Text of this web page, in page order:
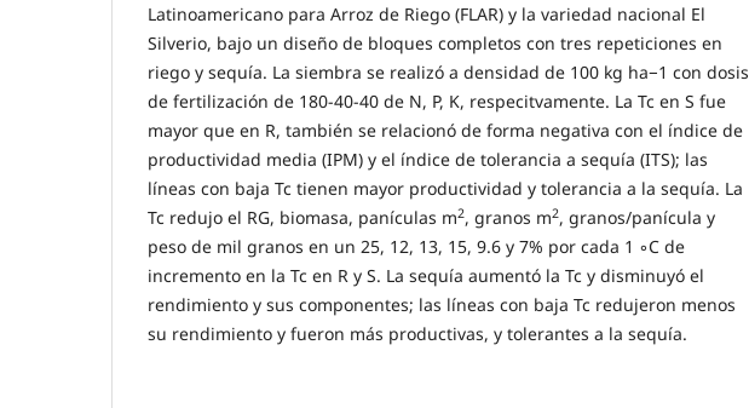
Latinoamericano para Arroz de Riego (FLAR) y la variedad nacional El
Silverio, bajo un diseño de bloques completos con tres repeticiones en
riego y sequía. La siembra se realizó a densidad de 100 kg ha−1 con dosis
de fertilización de 180-40-40 de N, P, K, respecitvamente. La Tc en S fue
mayor que en R, también se relacionó de forma negativa con el índice de
productividad media (IPM) y el índice de tolerancia a sequía (ITS); las
líneas con baja Tc tienen mayor productividad y tolerancia a la sequía. La
Tc redujo el RG, biomasa, panículas m2, granos m2, granos/panícula y
peso de mil granos en un 25, 12, 13, 15, 9.6 y 7% por cada 1 ◦C de
incremento en la Tc en R y S. La sequía aumentó la Tc y disminuyó el
rendimiento y sus componentes; las líneas con baja Tc redujeron menos
su rendimiento y fueron más productivas, y tolerantes a la sequía.